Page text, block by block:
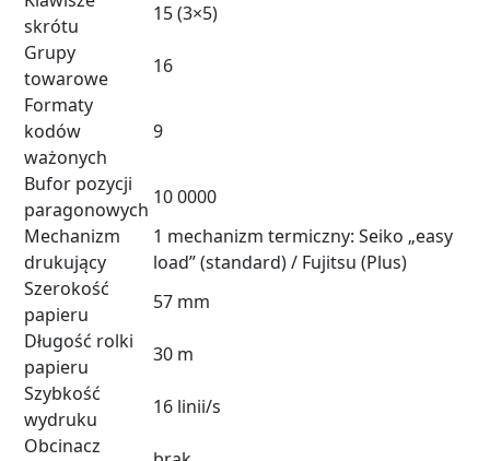
skrótu
15 (3×5)
Grupy
towarowe
16
Formaty
kodów
ważonych
9
Bufor pozycji
paragonowych
10 0000
Mechanizm
drukujący
1 mechanizm termiczny: Seiko „easy
load” (standard) / Fujitsu (Plus)
Szerokość
papieru
57 mm
Długość rolki
papieru
30 m
Szybkość
wydruku
16 linii/s
Obcinacz